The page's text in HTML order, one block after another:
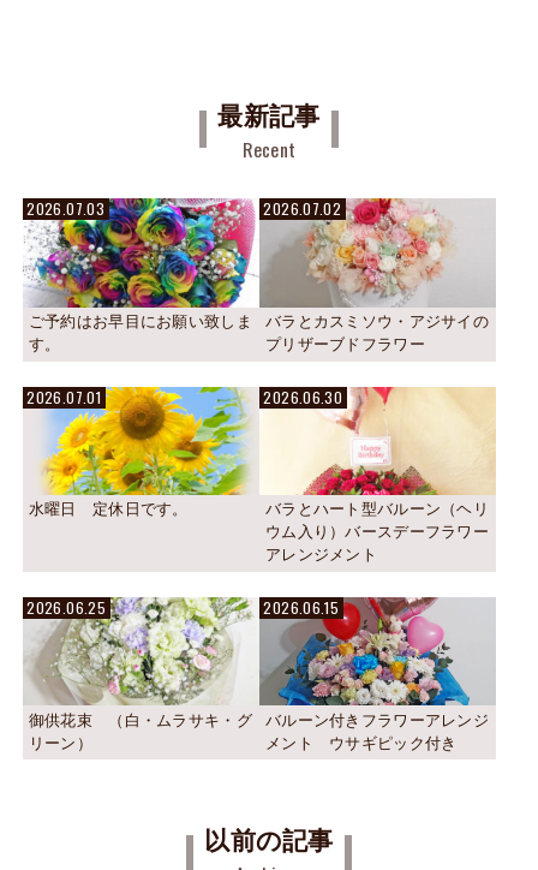
最新記事
Recent
2026.07.03
ご予約はお早目にお願い致しま
す。
2026.07.02
バラとカスミソウ・アジサイの
プリザーブドフラワー
2026.07.01
水曜日 定休日です。
2026.06.30
バラとハート型バルーン（ヘリ
ウム入り）バースデーフラワー
アレンジメント
2026.06.25
御供花束 （白・ムラサキ・グ
リーン）
2026.06.15
バルーン付きフラワーアレンジ
メント ウサギピック付き
以前の記事